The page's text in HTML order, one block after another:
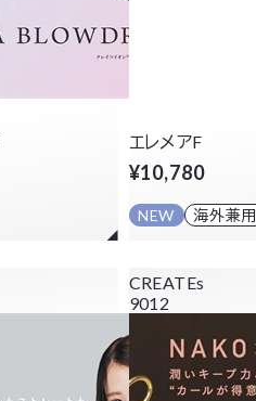
エレメアF
¥10,780
NEW 海外兼用
CREATEs
9012